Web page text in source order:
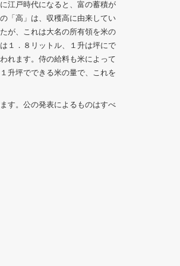
江戸時代になると、富の蓄積が
「高」は、収穫高に由来してい
が、これは大名の所有領を米の
１．８リットル、１升は坪にで
れます。侍の給料も米によって
升坪でできる米の量で、これを
す。公の発表によるものはすべ